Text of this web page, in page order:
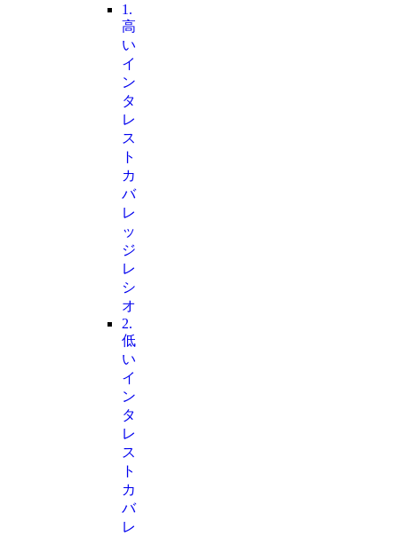
1.
高
い
イ
ン
タ
レ
ス
ト
カ
バ
レ
ッ
ジ
レ
シ
オ
2.
低
い
イ
ン
タ
レ
ス
ト
カ
バ
レ